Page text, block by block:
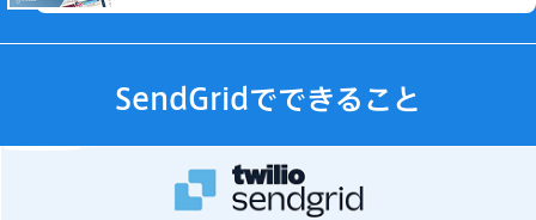
SendGridでできること